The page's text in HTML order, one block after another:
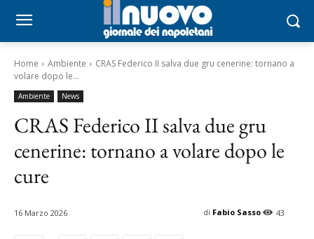
Home Ambiente
CRAS Federico II salva due gru cenerine: tornano a
volare dopo le...
Ambiente News
CRAS Federico II salva due gru
cenerine: tornano a volare dopo le
cure
16 Marzo 2026 43
di Fabio Sasso